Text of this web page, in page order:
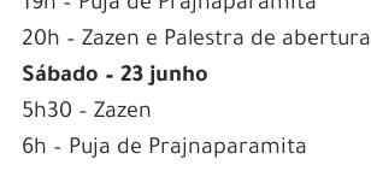
20h – Zazen e Palestra de abertura
Sábado – 23 junho
5h30 – Zazen
6h – Puja de Prajnaparamita